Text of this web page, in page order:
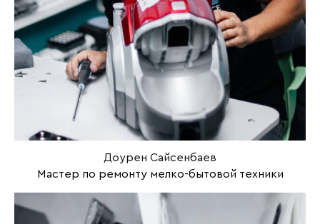
Доурен Сайсенбаев
Мастер по ремонту мелко-бытовой техники